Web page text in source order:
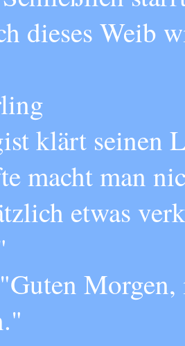
dieses Weib
klärt seinen
macht man
etwas
Morgen,